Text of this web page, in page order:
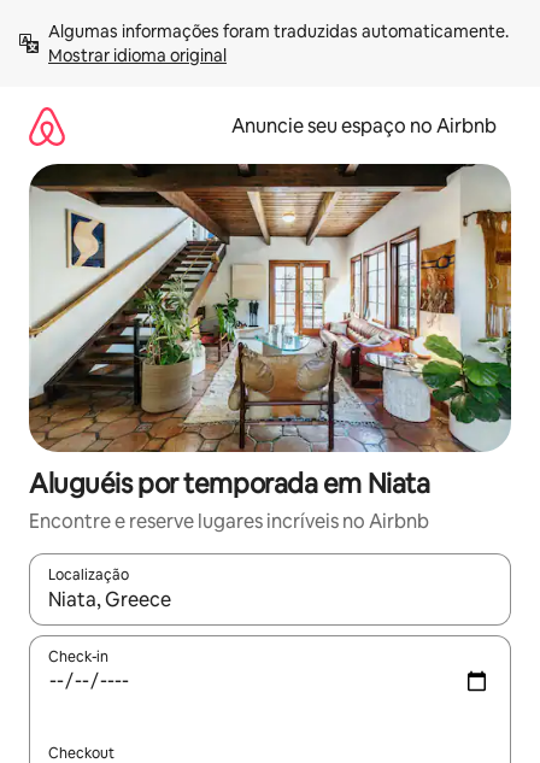
para
Mostrar idioma original
Anuncie seu espaço no Airbnb
Aluguéis por temporada em Niata
Encontre e reserve lugares incríveis no Airbnb
Localização
Quando os resultados estiverem disponíveis, explore-os
Check-in
Checkout